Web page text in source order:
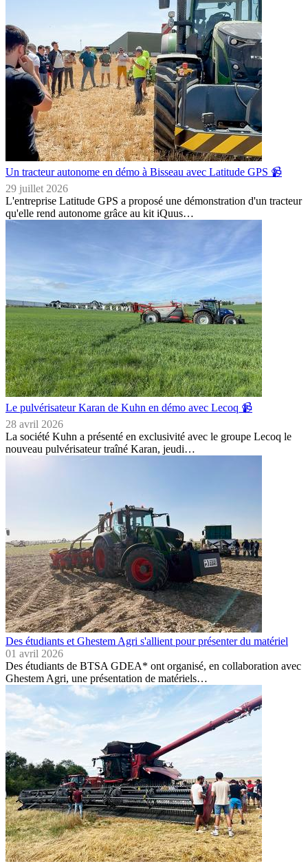
Un tracteur autonome en démo à Bisseau avec Latitude GPS 📹
29 juillet 2026
L'entreprise Latitude GPS a proposé une démonstration d'un tracteur
qu'elle rend autonome grâce au kit iQuus…
Le pulvérisateur Karan de Kuhn en démo avec Lecoq 📹
28 avril 2026
La société Kuhn a présenté en exclusivité avec le groupe Lecoq le
nouveau pulvérisateur traîné Karan, jeudi…
Des étudiants et Ghestem Agri s'allient pour présenter du matériel
01 avril 2026
Des étudiants de BTSA GDEA* ont organisé, en collaboration avec
Ghestem Agri, une présentation de matériels…